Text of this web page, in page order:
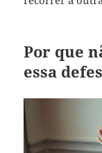
Por que
essa